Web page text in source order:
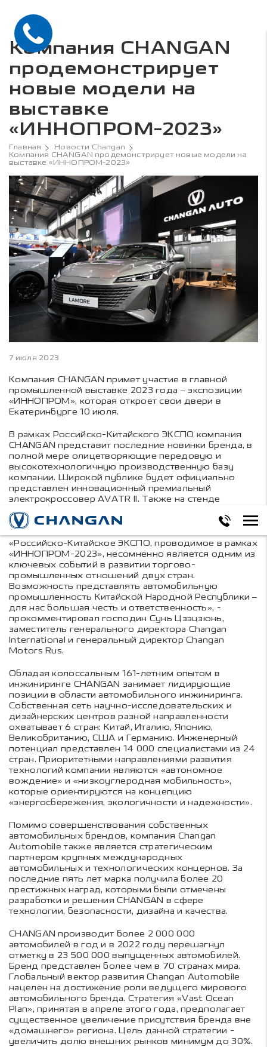
Компания CHANGAN
продемонстрирует
новые модели на
выставке
«ИННОПРОМ-2023»
Главная
Новости Changan
Компания CHANGAN продемонстрирует новые модели на
выставке «ИННОПРОМ-2023»
7 июля 2023
Компания CHANGAN примет участие в главной
промышленной выставке 2023 года – экспозиции
«ИННОПРОМ», которая откроет свои двери в
Екатеринбурге 10 июля.
В рамках Российско-Китайского ЭКСПО компания
CHANGAN представит последние новинки бренда, в
полной мере олицетворяющие передовую и
высокотехнологичную производственную базу
компании. Широкой публике будет официально
представлен инновационный премиальный
электрокроссовер AVATR ll. Также на стенде
компании впервые в России будет показан новый
среднеразмерный седан LAMORE.
«Российско-Китайское ЭКСПО, проводимое в рамках
«ИННОПРОМ-2023», несомненно является одним из
ключевых событий в развитии торгово-
промышленных отношений двух стран.
Возможность представлять автомобильную
промышленность Китайской Народной Республики –
для нас большая честь и ответственность», -
прокомментировал господин Сунь Цзэцзюнь,
заместитель генерального директора Changan
International и генеральный директор Changan
Motors Rus.
Обладая колоссальным 161-летним опытом в
инжиниринге CHANGAN занимает лидирующие
позиции в области автомобильного инжиниринга.
Собственная сеть научно-исследовательских и
дизайнерских центров разной направленности
охватывает 6 стран: Китай, Италию, Японию,
Великобританию, США и Германию. Инженерный
потенциал представлен 14 000 специалистами из 24
стран. Приоритетными направлениями развития
технологий компании являются «автономное
вождение» и «низкоуглеродная мобильность»,
которые ориентируются на концепцию
«энергосбережения, экологичности и надежности».
Помимо совершенствования собственных
автомобильных брендов, компания Changan
Automobile также является стратегическим
партнером крупных международных
автомобильных и технологических концернов. За
последние пять лет марка получила более 20
престижных наград, которыми были отмечены
разработки и решения CHANGAN в сфере
технологии, безопасности, дизайна и качества.
CHANGAN производит более 2 000 000
автомобилей в год и в 2022 году перешагнул
отметку в 23 500 000 выпущенных автомобилей.
Бренд представлен более чем в 70 странах мира.
Глобальный вектор развития Changan Automobile
нацелен на достижение роли ведущего мирового
автомобильного бренда. Стратегия «Vast Ocean
Plan», принятая в апреле этого года, предполагает
существенное увеличение присутствия бренда вне
«домашнего» региона. Цель данной стратегии -
увеличить долю внешних рынков минимум до 30%.